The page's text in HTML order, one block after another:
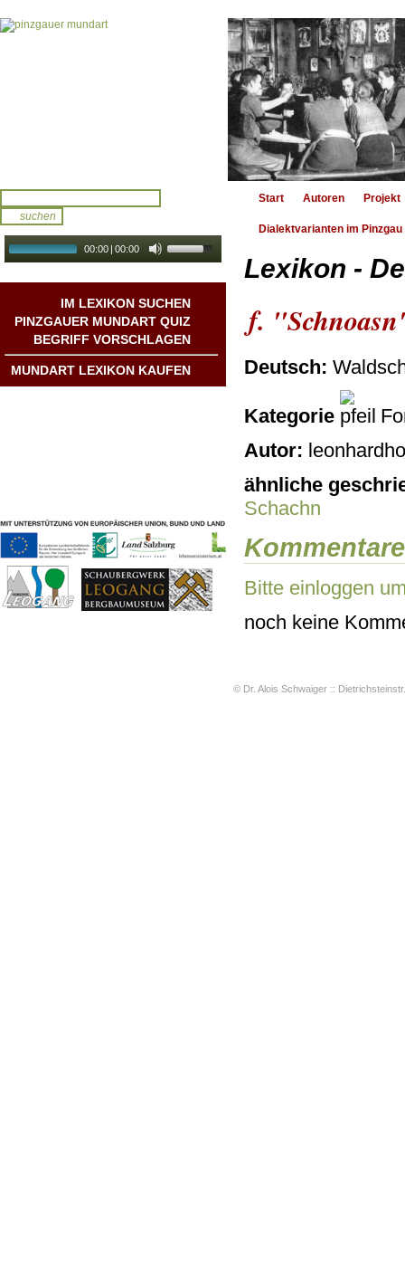
00:00 | 00:00
IM LEXIKON SUCHEN
PINZGAUER MUNDART QUIZ
BEGRIFF VORSCHLAGEN
MUNDART LEXIKON KAUFEN
Start Autoren Projekt
Dialektvarianten im Pinzgau
Lexikon -
f.
Deutsch:
Kategorie
Autor:
ähnliche
Schachn
Kommentare
Bitte einloggen
noch keine
© Dr. Alois Schwaiger ::